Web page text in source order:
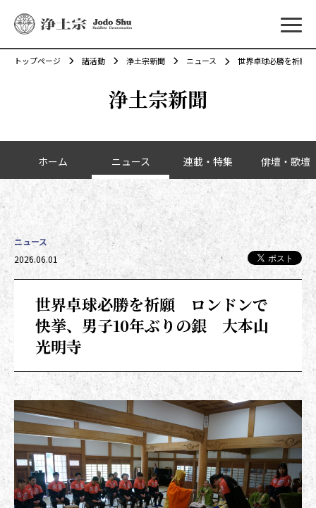
メ
浄土宗新聞
トップページ 諸活動 浄土宗新聞 ニュース 世界卓球必勝を祈願
カテゴリーナビゲーション
ホーム ニュース 連載・特集 俳壇・歌壇
世界卓球必勝を祈願 ロンドンで
快挙、男子10年ぶりの銀 大本山
光明寺
ニュース
投稿日時
2026.06.01